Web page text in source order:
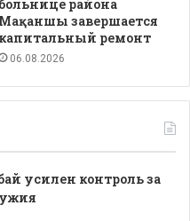
больнице района
Мақаншы завершается
капитальный ремонт
06.08.2026
усилен контроль за